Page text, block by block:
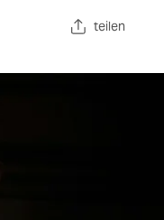
teilen